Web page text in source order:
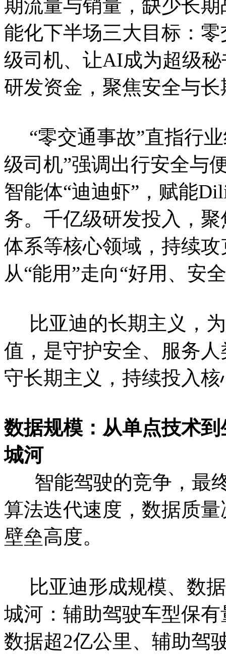
期流量与销量，缺少长
能化下半场三大目标：
级司机、让AI成为超级
研发资金，聚焦安全与
“零交通事故”直指行业
级司机”强调出行安全与
智能体“迪迪虾”，赋能Dil
务。千亿级研发投入，
体系等核心领域，持续
从“能用”走向“好用、安
比亚迪的长期主义，
值，是守护安全、服务
守长期主义，持续投入
数据规模：从单点技术
城河
智能驾驶的竞争，最
算法迭代速度，数据质
壁垒高度。
比亚迪形成规模、数
城河：辅助驾驶车型保
数据超2亿公里、辅助驾